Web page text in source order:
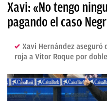
Xavi: «No tengo
pagando el caso
Xavi Hernández aseguró
roja a Vitor Roque por